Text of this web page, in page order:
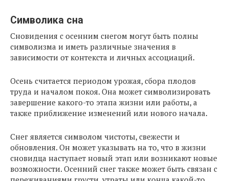
Символика сна
Сновидения с осенним снегом могут быть полны
символизма и иметь различные значения в
зависимости от контекста и личных ассоциаций.
Осень считается периодом урожая, сбора плодов
труда и началом покоя. Она может символизировать
завершение какого-то этапа жизни или работы, а
также приближение изменений или нового начала.
Снег является символом чистоты, свежести и
обновления. Он может указывать на то, что в жизни
сновидца наступает новый этап или возникают новые
возможности. Осенний снег также может быть связан с